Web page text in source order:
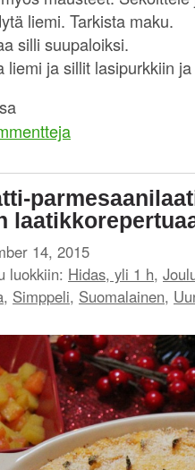
liemi. Tarkista maku.
silli suupaloiksi.
liemi ja sillit lasipurkkiin
14, 2015
luokkiin: Hidas, yli 1 h,
, Simppeli, Suomalainen,